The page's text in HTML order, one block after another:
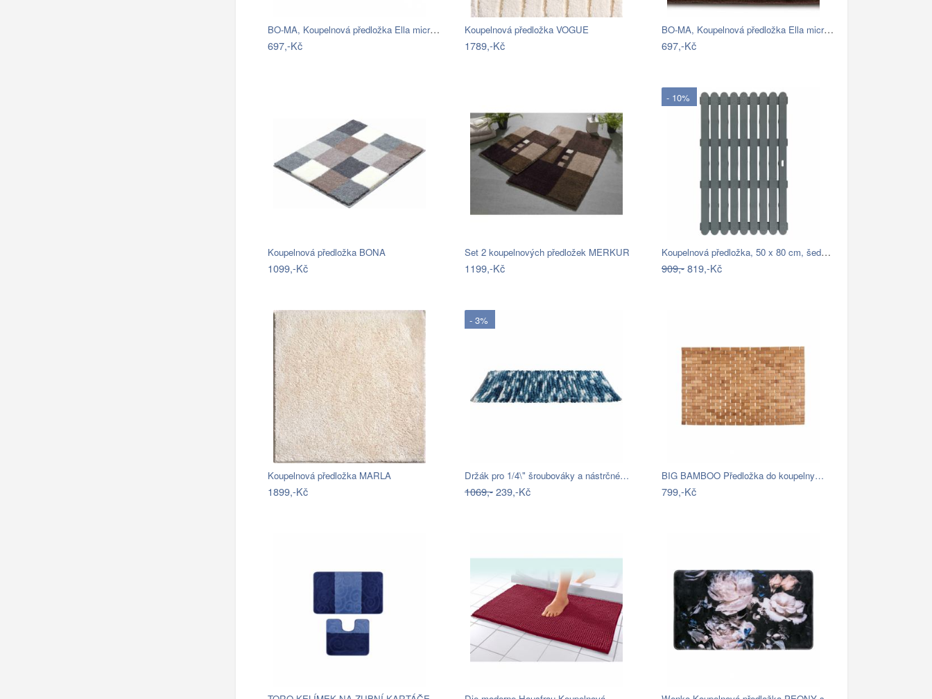
BO-MA, Koupelnová předložka Ella micro…
697,-Kč
Koupelnová předložka VOGUE
1789,-Kč
BO-MA, Koupelnová předložka Ella micro…
697,-Kč
Koupelnová předložka BONA
1099,-Kč
Set 2 koupelnových předložek MERKUR
1199,-Kč
- 10%
Koupelnová předložka, 50 x 80 cm, šedá,…
909,-819,-Kč
Koupelnová předložka MARLA
1899,-Kč
- 3%
Držák pro 1/4\" šroubováky a nástrčné…
1069,-239,-Kč
BIG BAMBOO Předložka do koupelny…
799,-Kč